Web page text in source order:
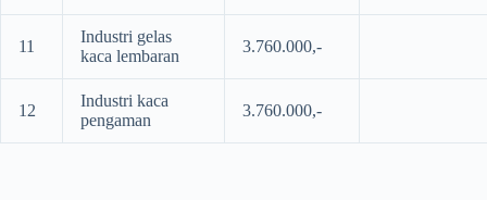
11
Industri gelas
kaca lembaran
3.760.000,-
12
Industri kaca
pengaman
3.760.000,-